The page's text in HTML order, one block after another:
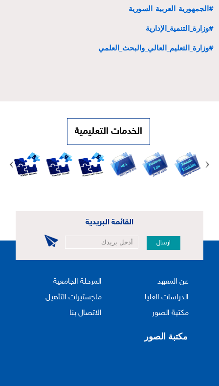
#الجمهورية_العربية_السورية
#وزارة_التنمية_الإدارية
#وزارة_التعليم_العالي_والبحث_العلمي
الخدمات التعليمية
القائمة البريدية
ارسال
عن المعهد
المرحلة الجامعية
الدراسات العليا
ماجستيرات التأهيل
مكتبة الصور
الاتصال بنا